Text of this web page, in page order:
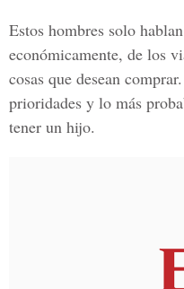
Estos hombres solo
económicamente, de los
cosas que desean
prioridades y lo más
tener un hijo.